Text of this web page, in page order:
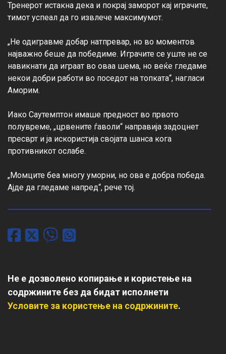
Тренерот истакна дека и покрај заморот кај играчите,
тимот успеал да го извлече максимумот.
„Не одигравме добар натпревар, но во моментов
најважно беше да победиме. Играчите се уште не се
навикнати да играат во оваа шема, но веќе гледаме
некои добри работи во поседот на топката“, нагласи
Аморим.
Иако Саутемптон имаше предност во првото
полувреме, „црвените ѓаволи“ направија задоцнет
пресврт и ја искористија својата шанса кога
противникот ослабе.
„Момците беа многу уморни, но ова е добра победа.
Ајде да гледаме напред“, рече тој.
Не е дозволено копирање и користење на
содржините без да бидат исполнети
Условите за користење на содржините.